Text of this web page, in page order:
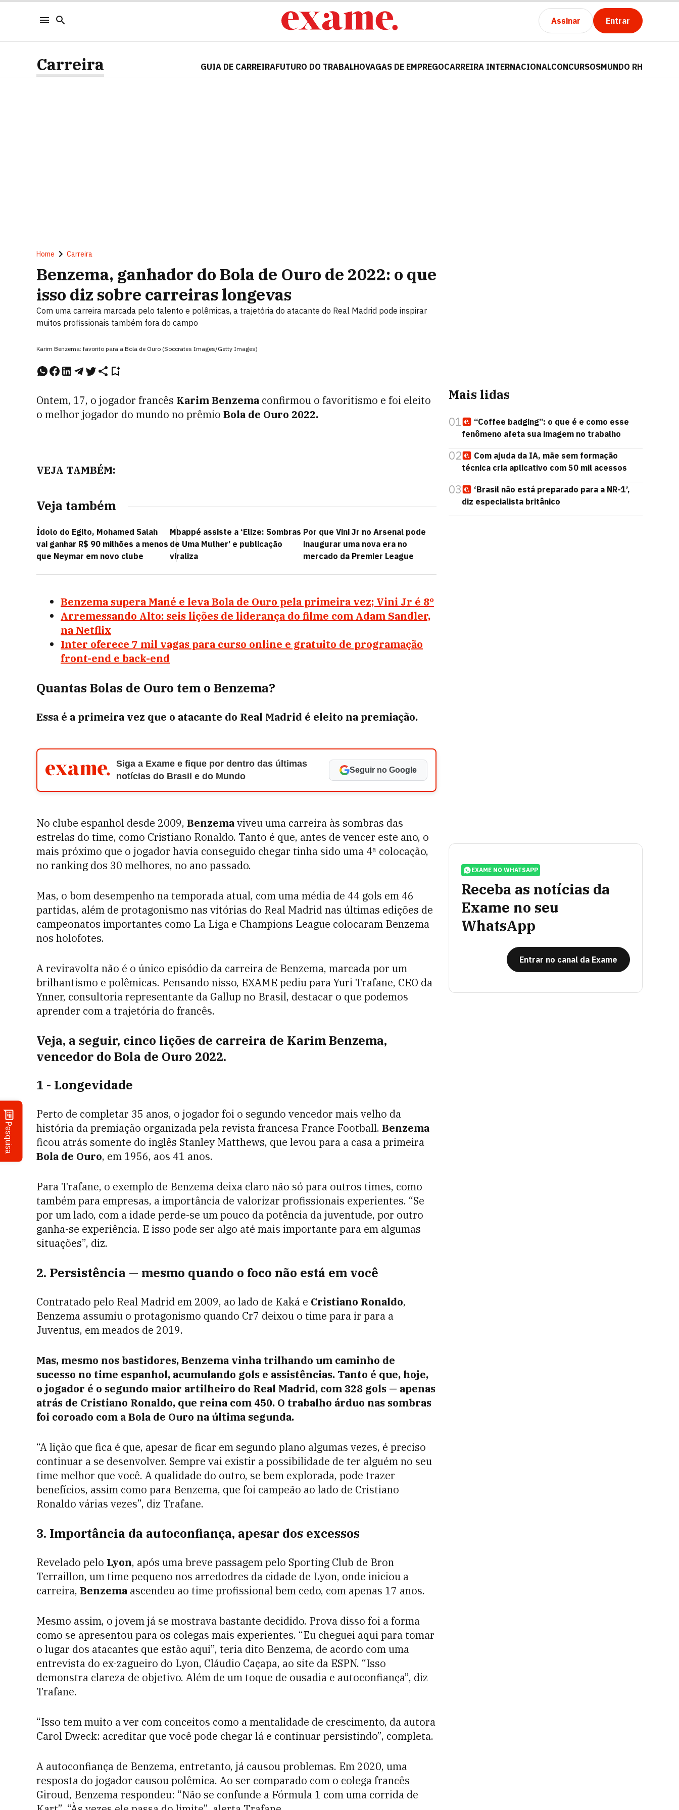
Assinar Entrar
Pesquisa
Carreira GUIA DE CARREIRAFUTURO DO TRABALHOVAGAS DE EMPREGOCARREIRA INTERNACIONALCONCURSOSMUNDO RH
Home Carreira
Benzema, ganhador do Bola de Ouro de 2022: o que
isso diz sobre carreiras longevas
Com uma carreira marcada pelo talento e polêmicas, a trajetória do atacante do Real Madrid pode inspirar
muitos profissionais também fora do campo
Karim Benzema: favorito para a Bola de Ouro (Soccrates Images/Getty Images)
Ontem, 17, o jogador francês Karim Benzema confirmou o favoritismo e foi eleito
o melhor jogador do mundo no prêmio Bola de Ouro 2022.
VEJA TAMBÉM:
Veja também
Ídolo do Egito, Mohamed Salah
vai ganhar R$ 90 milhões a menos
que Neymar em novo clube
Mbappé assiste a ‘Elize: Sombras
de Uma Mulher’ e publicação
viraliza
Por que Vini Jr no Arsenal pode
inaugurar uma nova era no
mercado da Premier League
Benzema supera Mané e leva Bola de Ouro pela primeira vez; Vini Jr é 8º
Arremessando Alto: seis lições de liderança do filme com Adam Sandler,
na Netflix
Inter oferece 7 mil vagas para curso online e gratuito de programação
front-end e back-end
Quantas Bolas de Ouro tem o Benzema?
Essa é a primeira vez que o atacante do Real Madrid é eleito na premiação.
Siga a Exame e fique por dentro das últimas
notícias do Brasil e do Mundo
Seguir no Google
No clube espanhol desde 2009, Benzemaviveu uma carreira às sombras das
estrelas do time, como Cristiano Ronaldo. Tanto é que, antes de vencer este ano, o
mais próximo que o jogador havia conseguido chegar tinha sido uma 4ª colocação,
no ranking dos 30 melhores, no ano passado.
Mas, o bom desempenho na temporada atual, com uma média de 44 gols em 46
partidas, além de protagonismo nas vitórias do Real Madrid nas últimas edições de
campeonatos importantes como La Liga e Champions League colocaram Benzema
nos holofotes.
A reviravolta não é o único episódio da carreira de Benzema, marcada por um
brilhantismo e polêmicas. Pensando nisso, EXAME pediu para Yuri Trafane, CEO da
Ynner, consultoria representante da Gallup no Brasil, destacar o que podemos
aprender com a trajetória do francês.
Veja, a seguir, cinco lições de carreira de Karim Benzema,
vencedor do Bola de Ouro 2022.
1 - Longevidade
Perto de completar 35 anos, o jogador foi o segundo vencedor mais velho da
história da premiação organizada pela revista francesa France Football. Benzema
ficou atrás somente do inglês Stanley Matthews, que levou para a casa a primeira
Bola de Ouro, em 1956, aos 41 anos.
Para Trafane, o exemplo de Benzema deixa claro não só para outros times, como
também para empresas, a importância de valorizar profissionais experientes. “Se
por um lado, com a idade perde-se um pouco da potência da juventude, por outro
ganha-se experiência. E isso pode ser algo até mais importante para em algumas
situações”, diz.
2. Persistência — mesmo quando o foco não está em você
Contratado pelo Real Madrid em 2009, ao lado de Kaká e Cristiano Ronaldo,
Benzema assumiu o protagonismo quando Cr7 deixou o time para ir para a
Juventus, em meados de 2019.
Mas, mesmo nos bastidores, Benzema vinha trilhando um caminho de
sucesso no time espanhol, acumulando gols e assistências. Tanto é que, hoje,
o jogador é o segundo maior artilheiro do Real Madrid, com 328 gols — apenas
atrás de Cristiano Ronaldo, que reina com 450. O trabalho árduo nas sombras
foi coroado com a Bola de Ouro na última segunda.
“A lição que fica é que, apesar de ficar em segundo plano algumas vezes, é preciso
continuar a se desenvolver. Sempre vai existir a possibilidade de ter alguém no seu
time melhor que você. A qualidade do outro, se bem explorada, pode trazer
benefícios, assim como para Benzema, que foi campeão ao lado de Cristiano
Ronaldo várias vezes”, diz Trafane.
3. Importância da autoconfiança, apesar dos excessos
Revelado pelo Lyon, após uma breve passagem pelo Sporting Club de Bron
Terraillon, um time pequeno nos arredodres da cidade de Lyon, onde iniciou a
carreira, Benzema ascendeu ao time profissional bem cedo, com apenas 17 anos.
Mesmo assim, o jovem já se mostrava bastante decidido. Prova disso foi a forma
como se apresentou para os colegas mais experientes. “Eu cheguei aqui para tomar
o lugar dos atacantes que estão aqui”, teria dito Benzema, de acordo com uma
entrevista do ex-zagueiro do Lyon, Cláudio Caçapa, ao site da ESPN. “Isso
demonstra clareza de objetivo. Além de um toque de ousadia e autoconfiança”, diz
Trafane.
“Isso tem muito a ver com conceitos como a mentalidade de crescimento, da autora
Carol Dweck: acreditar que você pode chegar lá e continuar persistindo”, completa.
A autoconfiança de Benzema, entretanto, já causou problemas. Em 2020, uma
resposta do jogador causou polêmica. Ao ser comparado com o colega francês
Giroud, Benzema respondeu: “Não se confunde a Fórmula 1 com uma corrida de
Mais lidas
01
“Coffee badging”: o que é e como esse
fenômeno afeta sua imagem no trabalho
02
Com ajuda da IA, mãe sem formação
técnica cria aplicativo com 50 mil acessos
03
‘Brasil não está preparado para a NR-1’,
diz especialista britânico
EXAME NO WHATSAPP
Receba as notícias da
Exame no seu
WhatsApp
Entrar no canal da Exame